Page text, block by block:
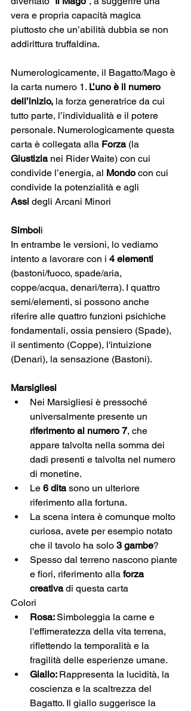
vera e propria capacità magica
piuttosto che un’abilità dubbia se non
addirittura truffaldina.
Numerologicamente, il Bagatto/Mago è
la carta numero 1. L’uno è il numero
dell’inizio, la forza generatrice da cui
tutto parte, l’individualità e il potere
personale. Numerologicamente questa
carta è collegata alla Forza (la
Giustizia nei Rider Waite) con cui
condivide l’energia, al Mondo con cui
condivide la potenzialità e agli
Assi degli Arcani Minori
Simboli
In entrambe le versioni, lo vediamo
intento a lavorare con i 4 elementi
(bastoni/fuoco, spade/aria,
coppe/acqua, denari/terra). I quattro
semi/elementi, si possono anche
riferire alle quattro funzioni psichiche
fondamentali, ossia pensiero (Spade),
il sentimento (Coppe), l'intuizione
(Denari), la sensazione (Bastoni).
Marsigliesi
Nei Marsigliesi è pressoché
universalmente presente un
riferimento al numero 7, che
appare talvolta nella somma dei
dadi presenti e talvolta nel numero
di monetine.
Le 6 dita sono un ulteriore
riferimento alla fortuna.
La scena intera è comunque molto
curiosa, avete per esempio notato
che il tavolo ha solo 3 gambe?
Spesso dal terreno nascono piante
e fiori, riferimento alla forza
creativa di questa carta
Colori
Rosa: Simboleggia la carne e
l'effimeratezza della vita terrena,
riflettendo la temporalità e la
fragilità delle esperienze umane.
Giallo: Rappresenta la lucidità, la
coscienza e la scaltrezza del
Bagatto. Il giallo suggerisce la